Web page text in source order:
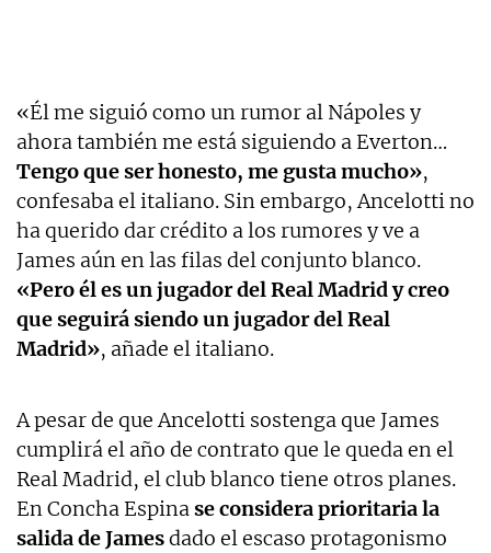
«Él me siguió como un rumor al Nápoles y
ahora también me está siguiendo a Everton…
Tengo que ser honesto, me gusta mucho»,
confesaba el italiano. Sin embargo, Ancelotti no
ha querido dar crédito a los rumores y ve a
James aún en las filas del conjunto blanco.
«Pero él es un jugador del Real Madrid y creo
que seguirá siendo un jugador del Real
Madrid», añade el italiano.
A pesar de que Ancelotti sostenga que James
cumplirá el año de contrato que le queda en el
Real Madrid, el club blanco tiene otros planes.
En Concha Espinase considera prioritaria la
salida de Jamesdado el escaso protagonismo